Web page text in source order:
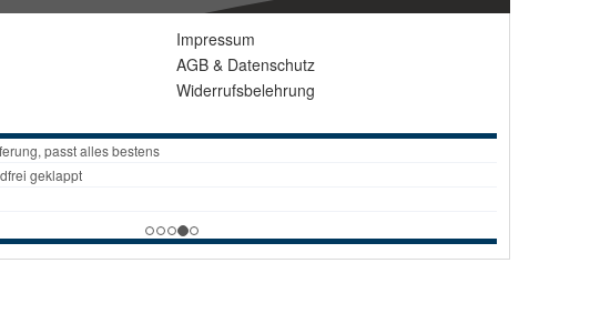
Impressum
AGB & Datenschutz
Widerrufsbelehrung